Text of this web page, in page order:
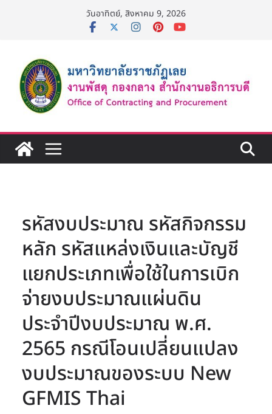
วันอาทิตย์, สิงหาคม 9, 2026
รหัสงบประมาณ รหัสกิจกรรม
หลัก รหัสแหล่งเงินและบัญชี
แยกประเภทเพื่อใช้ในการเบิก
จ่ายงบประมาณแผ่นดิน
ประจำปีงบประมาณ พ.ศ.
2565 กรณีโอนเปลี่ยนแปลง
งบประมาณของระบบ New
GFMIS Thai